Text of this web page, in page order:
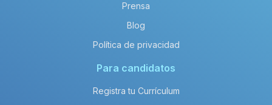
Prensa
Blog
Política de privacidad
Para candidatos
Registra tu Currículum